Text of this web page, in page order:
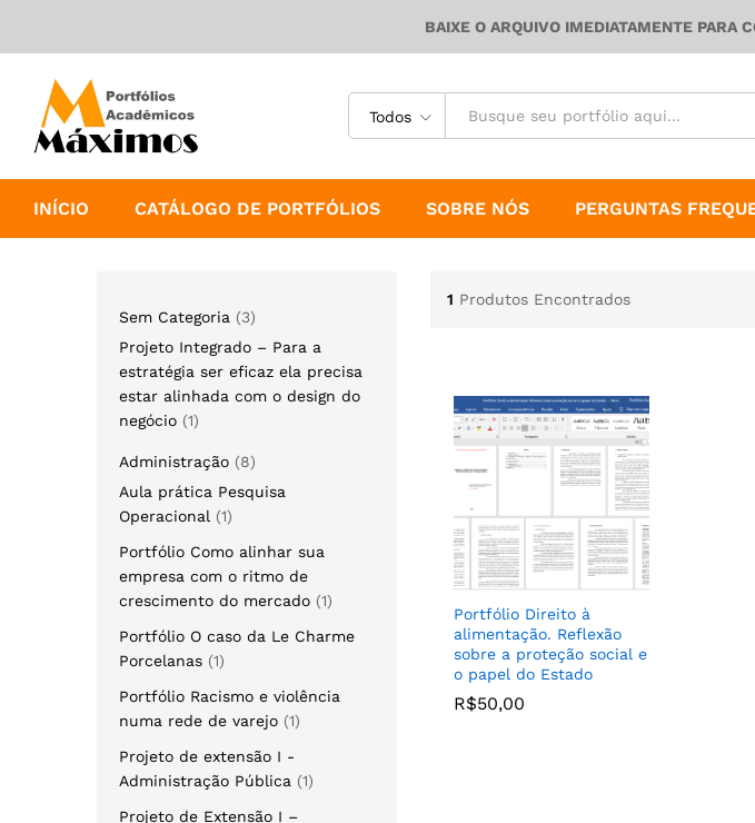
BAIXE O ARQUIVO IMEDIATAMENTE PARA
Todos
INÍCIO CATÁLOGO DE PORTFÓLIOS SOBRE NÓS PERGUNTAS
1 Produtos Encontrados
Portfólio Direito à
alimentação. Reflexão
sobre a proteção social e
o papel do Estado
R$50,00
R$50,00
Sem Categoria
3
Projeto Integrado – Para a
estratégia ser eficaz ela precisa
estar alinhada com o design do
negócio
1
Administração
8
Aula prática Pesquisa
Operacional
1
Portfólio Como alinhar sua
empresa com o ritmo de
crescimento do mercado
1
Portfólio O caso da Le Charme
Porcelanas
1
Portfólio Racismo e violência
numa rede de varejo
1
Projeto de extensão I -
Administração Pública
1
Projeto de Extensão I –